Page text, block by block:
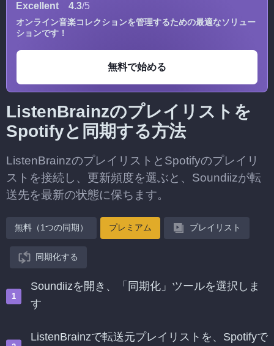
Excellent 4.3/5
オンライン音楽コレクションを管理するための最適なソリュー
ションです！
無料で始める
ListenBrainzのプレイリストを
Spotifyと同期する方法
ListenBrainzのプレイリストとSpotifyのプレイリ
ストを接続し、更新頻度を選ぶと、Soundiizが転
送先を最新の状態に保ちます。
無料（1つの同期） プレミアム プレイリスト
同期化する
Soundiizを開き、「同期化」ツールを選択しま
す
ListenBrainzで転送元プレイリストを、Spotifyで